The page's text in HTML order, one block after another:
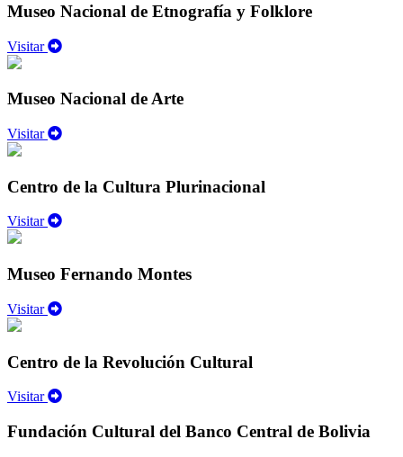
Museo Nacional de Etnografía y Folklore
Visitar
Museo Nacional de Arte
Visitar
Centro de la Cultura Plurinacional
Visitar
Museo Fernando Montes
Visitar
Centro de la Revolución Cultural
Visitar
Fundación Cultural del Banco Central de Bolivia